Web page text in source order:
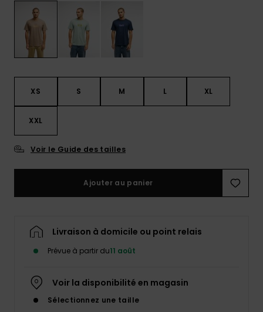
questions
les plus
fréquentes
et notre
formulaire
contact.
Consulter
la FAQ
XS S M L XL
XXL
Voir le Guide des tailles
Ajouter au panier
Livraison à domicile ou point relais
Prévue à partir du11 août
Voir la disponibilité en magasin
Sélectionnez une taille